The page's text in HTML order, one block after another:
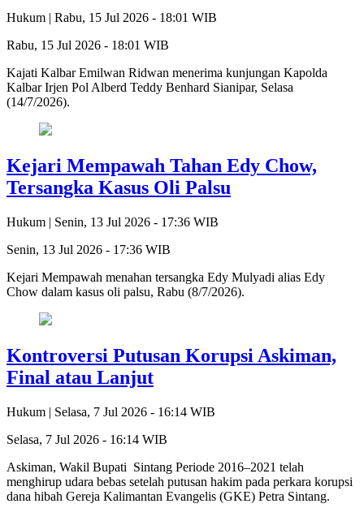
Hukum | Rabu, 15 Jul 2026 - 18:01 WIB
Rabu, 15 Jul 2026 - 18:01 WIB
Kajati Kalbar Emilwan Ridwan menerima kunjungan Kapolda
Kalbar Irjen Pol Alberd Teddy Benhard Sianipar, Selasa
(14/7/2026).
Kejari Mempawah Tahan Edy Chow,
Tersangka Kasus Oli Palsu
Hukum | Senin, 13 Jul 2026 - 17:36 WIB
Senin, 13 Jul 2026 - 17:36 WIB
Kejari Mempawah menahan tersangka Edy Mulyadi alias Edy
Chow dalam kasus oli palsu, Rabu (8/7/2026).
Kontroversi Putusan Korupsi Askiman,
Final atau Lanjut
Hukum | Selasa, 7 Jul 2026 - 16:14 WIB
Selasa, 7 Jul 2026 - 16:14 WIB
Askiman, Wakil Bupati Sintang Periode 2016–2021 telah
menghirup udara bebas setelah putusan hakim pada perkara korupsi
dana hibah Gereja Kalimantan Evangelis (GKE) Petra Sintang.